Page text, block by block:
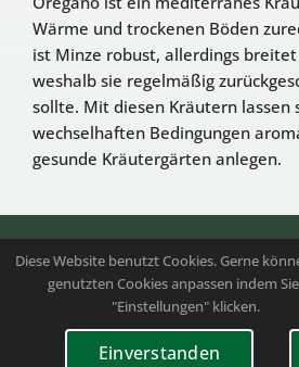
Wärme und trockenen Böden
ist Minze robust, allerdings breitet
weshalb sie regelmäßig
sollte. Mit diesen Kräutern lassen
wechselhaften Bedingungen
gesunde Kräutergärten anlegen.
Copyright 2023 – 2026 |
Kleingartenvereine
vorbehalten
Diese Website benutzt Cookies. Gerne
genutzten Cookies anpassen indem
"Einstellungen" klicken.
Einverstanden